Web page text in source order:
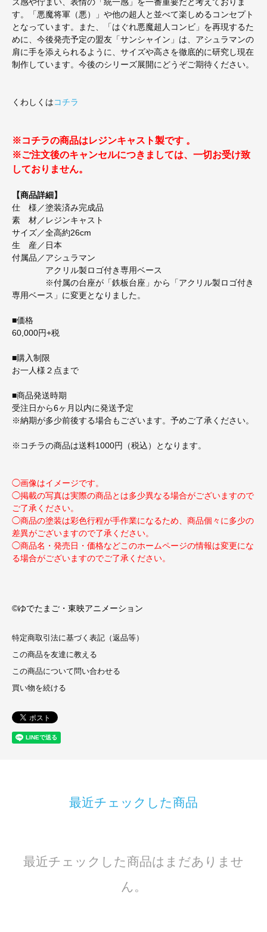
す。「悪魔将軍（悪）」や他の超人と並べて楽しめるコンセプト
となっています。また、「はぐれ悪魔超人コンビ」を再現するた
めに、今後発売予定の盟友「サンシャイン」は、アシュラマンの
肩に手を添えられるように、サイズや高さを徹底的に研究し現在
制作しています。今後のシリーズ展開にどうぞご期待ください。
くわしくはコチラ
※コチラの商品はレジンキャスト製です 。
※ご注文後のキャンセルにつきましては、一切お受け致
しておりません。
【商品詳細】
仕 様／塗装済み完成品
素 材／レジンキャスト
サイズ／全高約26cm
生 産／日本
付属品／アシュラマン
アクリル製ロゴ付き専用ベース
※付属の台座が「鉄板台座」から「アクリル製ロゴ付き
専用ベース」に変更となりました。
■価格
60,000円+税
■購入制限
お一人様２点まで
■商品発送時期
受注日から6ヶ月以内に発送予定
※納期が多少前後する場合もございます。予めご了承ください。
※コチラの商品は送料1000円（税込）となります。
◯画像はイメージです。
◯掲載の写真は実際の商品とは多少異なる場合がございますので
ご了承ください。
◯商品の塗装は彩色行程が手作業になるため、商品個々に多少の
差異がございますので了承ください。
◯商品名・発売日・価格などこのホームページの情報は変更にな
る場合がございますのでご了承ください。
©ゆでたまご・東映アニメーション
特定商取引法に基づく表記（返品等）
この商品を友達に教える
この商品について問い合わせる
買い物を続ける
最近チェックした商品
最近チェックした商品はまだありませ
ん。